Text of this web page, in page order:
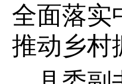
全面落实
推动乡村